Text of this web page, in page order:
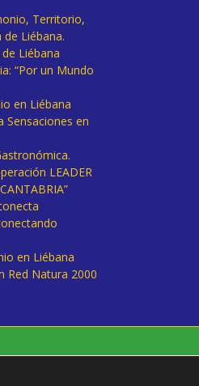
Territorio,
Liébana.
Liébana
“Por un Mundo
en Liébana
Sensaciones en
LEADER
en Liébana
Red Natura 2000